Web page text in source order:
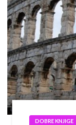
DOBRE KNJIGE